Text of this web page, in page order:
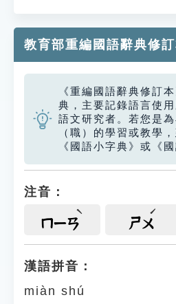
教育部重編國語辭典修
《重編國語辭典修訂
典，主要記錄語言使
語文研究者。若您是
（職）的學習或教學
《國語小字典》或《
注音：
ㄇㄧㄢ ㄕㄨ
漢語拼音：
miàn shú